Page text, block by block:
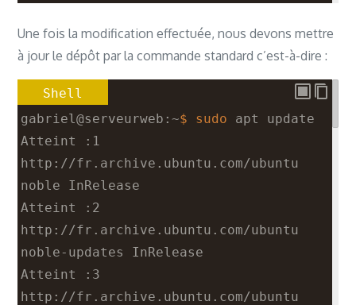
http://security.ubuntu.com/ubuntu/
Suites: noble-security
Components: main restricted universe
multiverse
Signed-By: /usr/share/keyrings/ubuntu-
archive-keyring.gpg
Une fois la modification effectuée, nous devons mettre
à jour le dépôt par la commande standard c’est-à-dire :
Shell
gabriel@serveurweb:~$ sudo apt update
Atteint :1
http://fr.archive.ubuntu.com/ubuntu
noble InRelease
Atteint :2
http://fr.archive.ubuntu.com/ubuntu
noble-updates InRelease
Atteint :3
http://fr.archive.ubuntu.com/ubuntu